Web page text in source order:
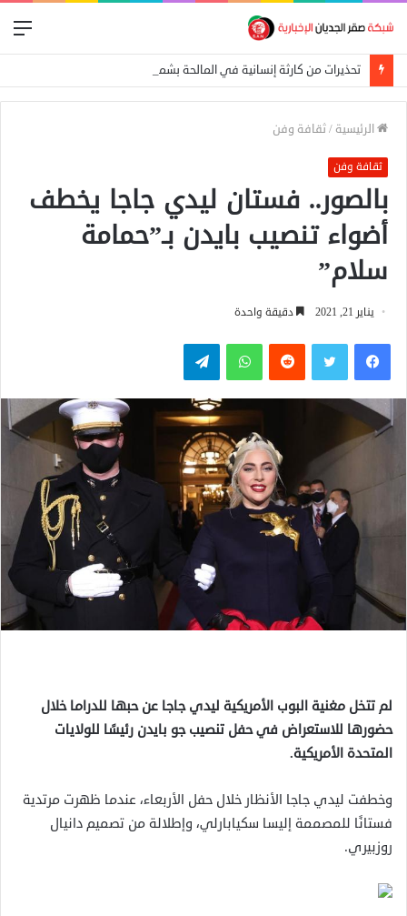
الرئيسية /ثقافة وفن
ثقافة وفن
بالصور.. فستان ليدي جاجا يخطف
أضواء تنصيب بايدن بـ”حمامة
سلام”
يناير 21, 2021 دقيقة واحدة
فيسبوكتويتر واتساب تيلقرام
لم تتخل مغنية البوب الأمريكية ليدي جاجا عن حبها للدراما خلال
حضورها للاستعراض في حفل تنصيب جو بايدن رئيسًا للولايات
المتحدة الأمريكية.
وخطفت ليدي جاجا الأنظار خلال حفل الأربعاء، عندما ظهرت مرتدية
فستانًا للمصممة إليسا سكيابارلي، وإطلالة من تصميم دانيال
روزبيري.